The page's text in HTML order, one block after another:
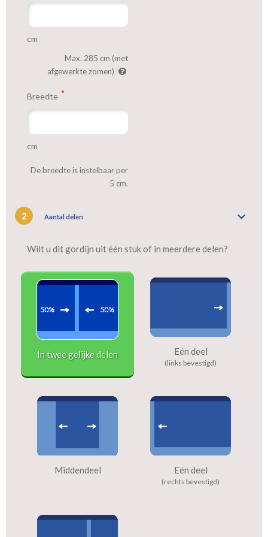
cm
Max. 285 cm (met
afgewerkte zomen)
Breedte
cm
De breedte is instelbaar per
5 cm.
2 Aantal delen
Wilt u dit gordijn uit één stuk of in meerdere delen?
In twee gelijke delen Eén deel
(links bevestigd)
Middendeel Eén deel
(rechts bevestigd)